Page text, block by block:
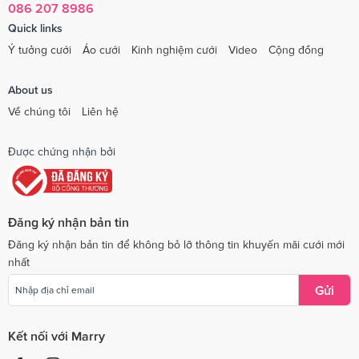
086 207 8986
Quick links
Ý tưởng cưới
Áo cưới Kinh nghiệm cưới Video Cộng đồng
About us
Về chúng tôi
Liên hệ
Được chứng nhận bởi
Đăng ký nhận bản tin
Đăng ký nhận bản tin để không bỏ lỡ thông tin khuyến mãi cưới mới
nhất
Gửi
Kết nối với Marry